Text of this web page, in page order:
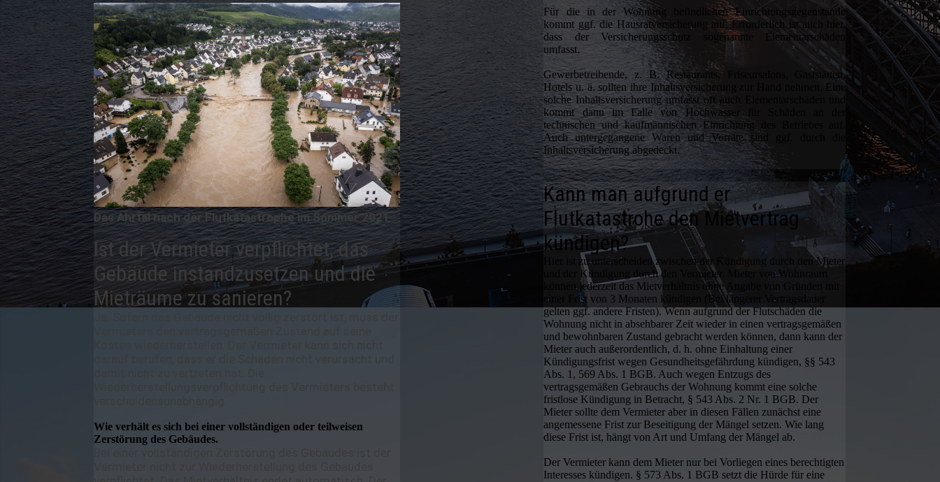
Das Ahrtal nach der Flutkatastrophe im Sommer 2021
Ist der Vermieter verpflichtet, das
Gebäude instandzusetzen und die
Mieträume zu sanieren?
Wie verhält es sich bei einer vollständigen oder teilweisen
Zerstörung des Gebäudes.
Für die in der Wohnung befindlichen Einrichtungsgegenstände
kommt ggf. die Hausratversicherung auf. Erforderlich ist auch hier,
dass der Versicherungsschutz sogenannte Elementarschäden
umfasst.
Gewerbetreibende, z. B. Restaurants, Friseursalons, Gaststätten,
Hotels u. ä. sollten ihre Inhaltsversicherung zur Hand nehmen. Eine
solche Inhaltsversicherung umfasst oft auch Elementarschäden und
kommt dann im Falle von Hochwasser für Schäden an der
technischen und kaufmännischen Einrichtung des Betriebes auf.
Auch untergegangene Waren und Vorräte sind ggf. durch die
Inhaltsversicherung abgedeckt.
Kann man aufgrund er
Flutkatastrohe den Mietvertrag
kündigen?
Hier ist zu unterscheiden zwischen der Kündigung durch den Mieter
und der Kündigung durch den Vermieter. Mieter von Wohnraum
können jederzeit das Mietverhältnis ohne Angabe von Gründen mit
einer Frist von 3 Monaten kündigen (Bei längerer Vertragsdauer
gelten ggf. andere Fristen). Wenn aufgrund der Flutschäden die
Wohnung nicht in absehbarer Zeit wieder in einen vertragsgemäßen
und bewohnbaren Zustand gebracht werden können, dann kann der
Mieter auch außerordentlich, d. h. ohne Einhaltung einer
Kündigungsfrist wegen Gesundheitsgefährdung kündigen, §§ 543
Abs. 1, 569 Abs. 1 BGB. Auch wegen Entzugs des
vertragsgemäßen Gebrauchs der Wohnung kommt eine solche
fristlose Kündigung in Betracht, § 543 Abs. 2 Nr. 1 BGB. Der
Mieter sollte dem Vermieter aber in diesen Fällen zunächst eine
angemessene Frist zur Beseitigung der Mängel setzen. Wie lang
diese Frist ist, hängt von Art und Umfang der Mängel ab.
Der Vermieter kann dem Mieter nur bei Vorliegen eines berechtigten
Interesses kündigen. § 573 Abs. 1 BGB setzt die Hürde für eine